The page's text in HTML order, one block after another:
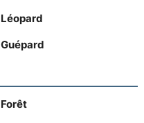
Léopard
Guépard
Forêt